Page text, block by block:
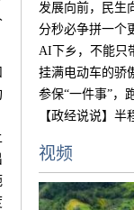
发展向前，民生
分秒必争拼一个
AI下乡，不能只
挂满电动车的骄
参保“一件事”，
【政经说说】
视频